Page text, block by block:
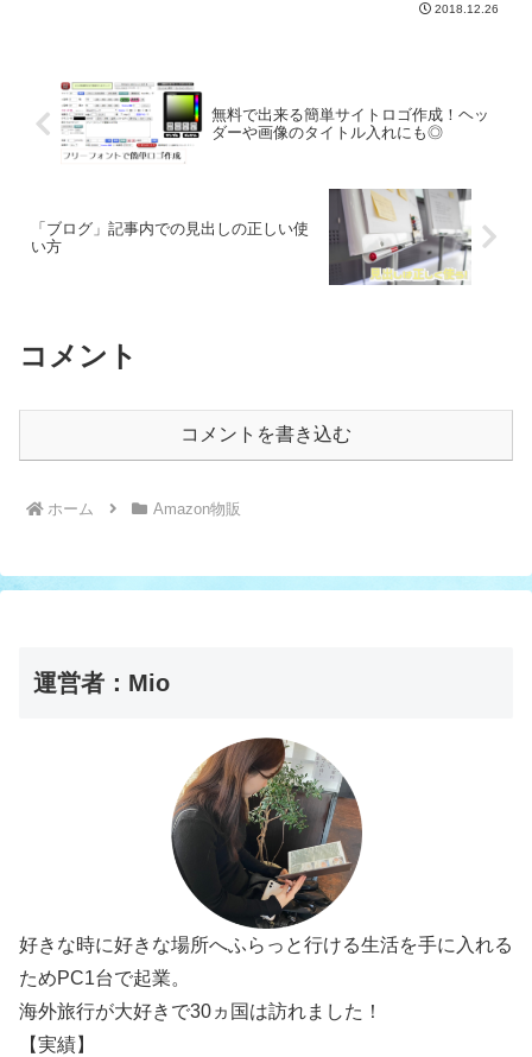
月経過したのでこの記事はその振り返り
2018.12.26
無料で出来る簡単サイトロゴ作成！ヘッ
ダーや画像のタイトル入れにも◎
「ブログ」記事内での見出しの正しい使
い方
コメント
コメントを書き込む
ホーム Amazon物販
運営者：Mio
好きな時に好きな場所へふらっと行ける生活を手に入れる
ためPC1台で起業。
海外旅行が大好きで30ヵ国は訪れました！
【実績】